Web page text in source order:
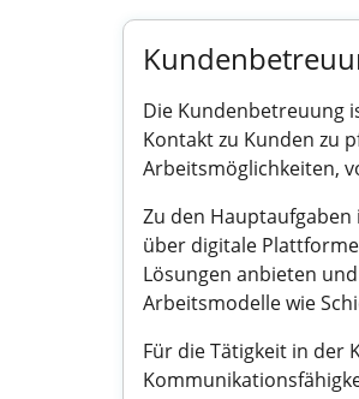
Die Kundenbetreuung
Kontakt zu Kunden zu
Arbeitsmöglichkeiten,
Zu den
über digitale
Lösungen anbieten
Arbeitsmodelle wie
Für die Tätigkeit in der